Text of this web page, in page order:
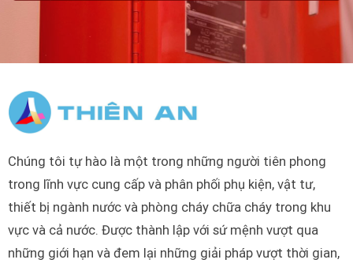
Chúng tôi tự hào là một trong những người tiên phong
trong lĩnh vực cung cấp và phân phối phụ kiện, vật tư,
thiết bị ngành nước và phòng cháy chữa cháy trong khu
vực và cả nước. Được thành lập với sứ mệnh vượt qua
những giới hạn và đem lại những giải pháp vượt thời gian,